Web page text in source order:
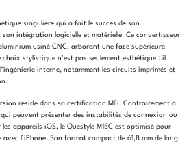
singulière qui a fait le succès de son
intégration logicielle et matérielle. Ce convertisseur
usiné CNC, arborant une face supérieure
stylistique n’est pas seulement esthétique : il
interne, notamment les circuits imprimés et
réside dans sa certification MFi. Contrairement à
peuvent présenter des instabilités de connexion ou
appareils iOS, le Questyle M15C est optimisé pour
l’iPhone. Son format compact de 61,8 mm de long